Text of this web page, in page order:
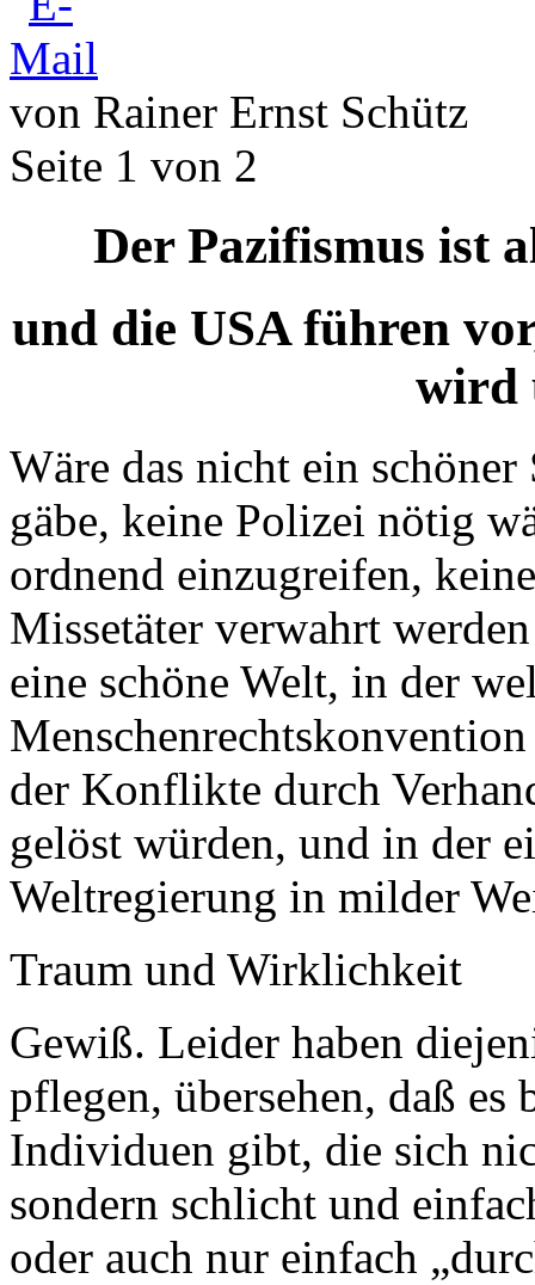
von Rainer Ernst Schütz
Seite 1 von 2
Der Pazifismus ist
und die USA führen
wird
Wäre das nicht ein
gäbe, keine Polizei nötig
ordnend einzugreifen,
Missetäter verwahrt
eine schöne Welt, in der
der Konflikte durch
gelöst würden, und in der
Weltregierung in milder
Traum und Wirklichkeit
Gewiß. Leider haben
pflegen, übersehen, daß
Individuen gibt, die sich
sondern schlicht und
oder auch nur einfach